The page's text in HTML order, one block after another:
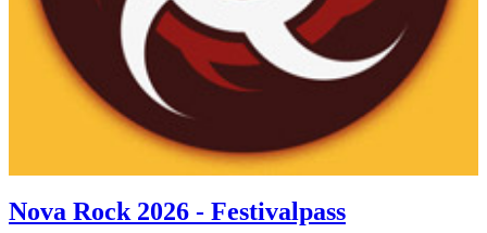
Nova Rock 2026 - Festivalpass